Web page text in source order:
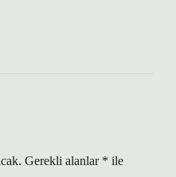
Gerekli alanlar * ile